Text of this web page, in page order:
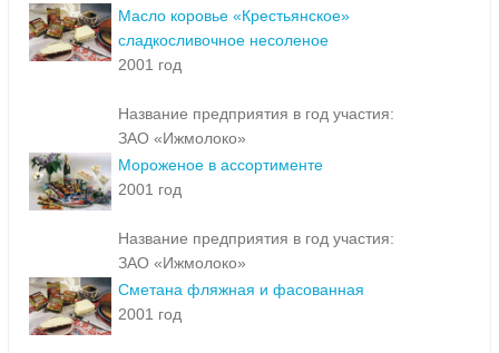
Масло коровье «Крестьянское»
сладкосливочное несоленое
2001 год
Название предприятия в год участия:
ЗАО «Ижмолоко»
Мороженое в ассортименте
2001 год
Название предприятия в год участия:
ЗАО «Ижмолоко»
Сметана фляжная и фасованная
2001 год